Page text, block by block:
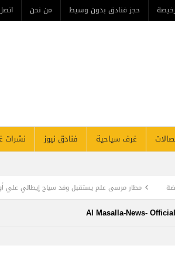
فنادق بدون وسيط من نحن اتصل بنا
سياحية فنادق نيوز نشرات غير مدفوعة
وفد سياح إيطالي علي أول رحلة طيران عارض من ميلانو
Al Masalla-